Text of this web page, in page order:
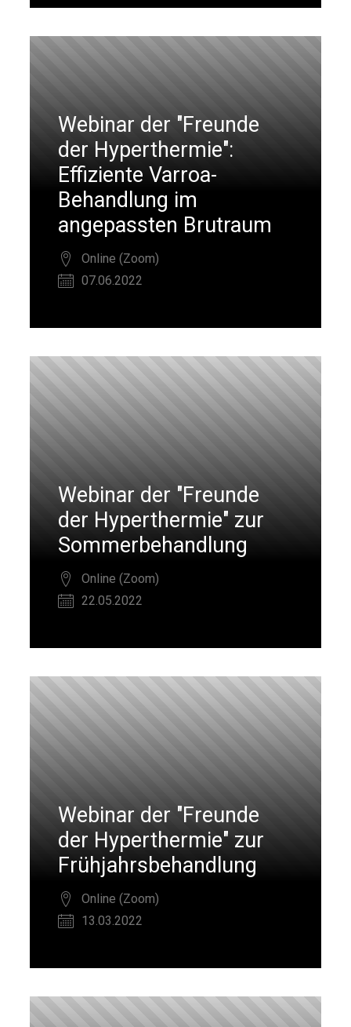
Webinar der "Freunde
der Hyperthermie":
Effiziente Varroa-
Behandlung im
angepassten Brutraum
Online (Zoom)
07.06.2022
Webinar der "Freunde
der Hyperthermie" zur
Sommerbehandlung
Online (Zoom)
22.05.2022
Webinar der "Freunde
der Hyperthermie" zur
Frühjahrsbehandlung
Online (Zoom)
13.03.2022